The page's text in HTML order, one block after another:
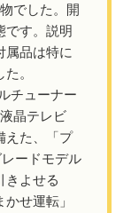
でした。開
です。説明
属品は特に
。
チューナー
晶テレビ
えた、「プ
ードモデル
きよせる
せ運転」